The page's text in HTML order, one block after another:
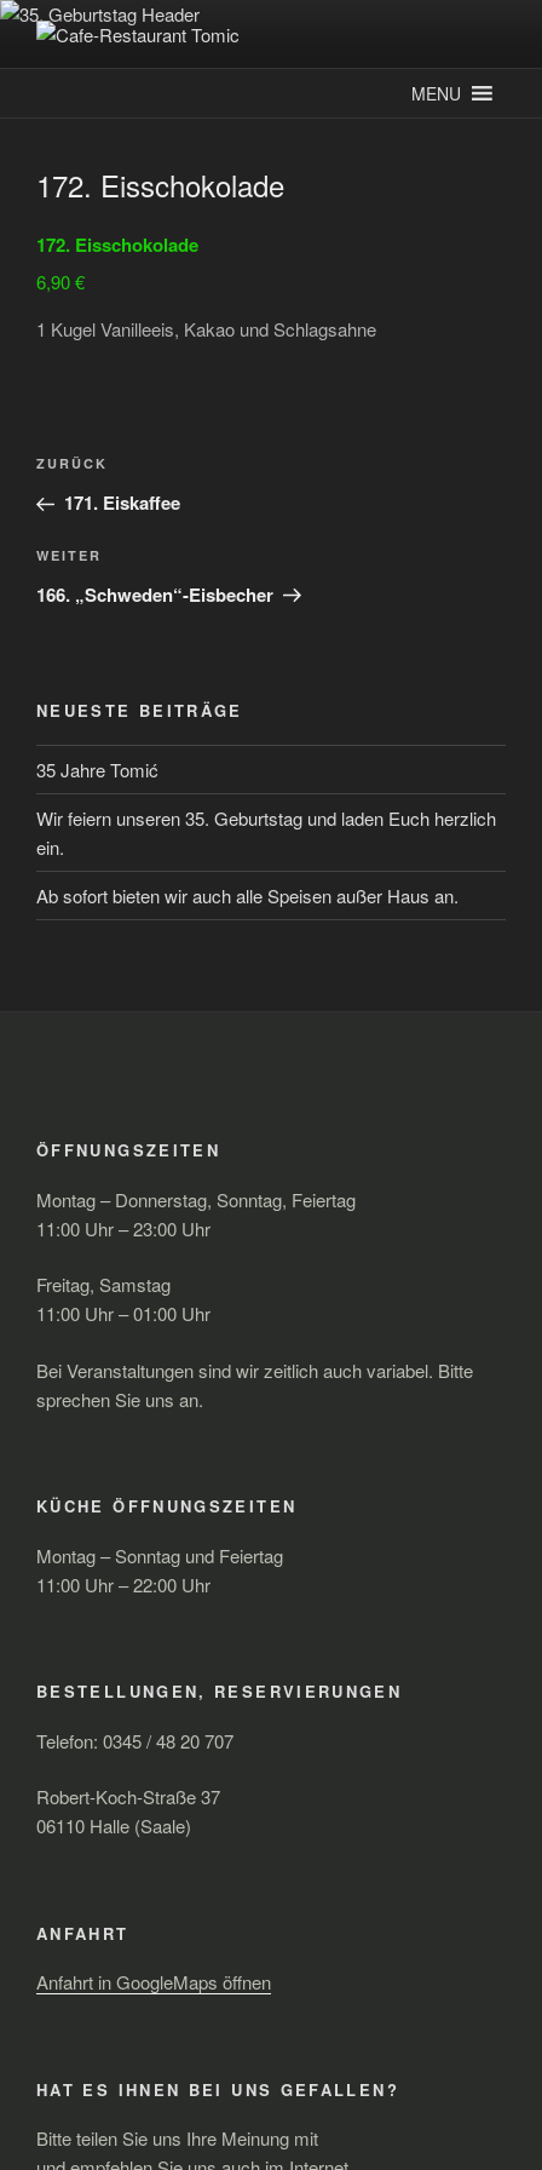
Zum
Inhalt
springenCAFE-RESTAURANT TOMIC
Deutsch-Kroatisches Spezialitätenrestaurant
MENU
172. Eisschokolade
172. Eisschokolade
6,90 €
1 Kugel Vanilleeis, Kakao und Schlagsahne
Beitragsnavigation
Vorheriger
Beitrag
ZURÜCK
171. Eiskaffee
Nächster
Beitrag
WEITER
166. „Schweden“-Eisbecher
NEUESTE BEITRÄGE
35 Jahre Tomić
Wir feiern unseren 35. Geburtstag und laden Euch herzlich
ein.
Ab sofort bieten wir auch alle Speisen außer Haus an.
ÖFFNUNGSZEITEN
Montag – Donnerstag, Sonntag, Feiertag
11:00 Uhr – 23:00 Uhr
Freitag, Samstag
11:00 Uhr – 01:00 Uhr
Bei Veranstaltungen sind wir zeitlich auch variabel. Bitte
sprechen Sie uns an.
KÜCHE ÖFFNUNGSZEITEN
Montag – Sonntag und Feiertag
11:00 Uhr – 22:00 Uhr
BESTELLUNGEN, RESERVIERUNGEN
Telefon: 0345 / 48 20 707
Robert-Koch-Straße 37
06110 Halle (Saale)
ANFAHRT
Anfahrt in GoogleMaps öffnen
HAT ES IHNEN BEI UNS GEFALLEN?
Bitte teilen Sie uns Ihre Meinung mit